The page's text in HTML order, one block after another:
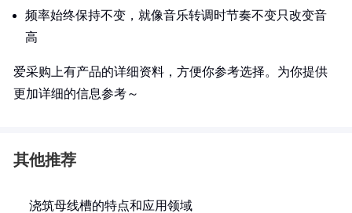
频率始终保持不变，就像音乐转调时节奏不变只改变音
高
爱采购上有产品的详细资料，方便你参考选择。为你提供
更加详细的信息参考～
其他推荐
浇筑母线槽的特点和应用领域